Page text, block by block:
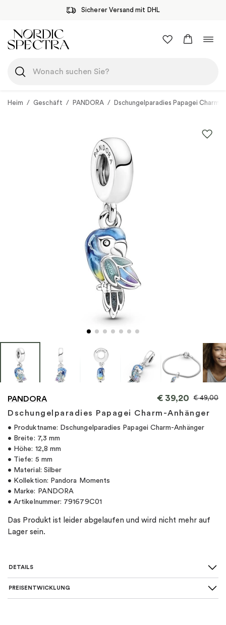
Sicherer Versand mit DHL
Inhalt
springen
Heim / Geschäft / PANDORA / Dschungelparadies Papagei Charm-
PANDORA
Dschungelparadies Papagei Charm-Anhänger
€39,20 €49,00
• Produktname: Dschungelparadies Papagei Charm-Anhänger
• Breite: 7,3 mm
• Höhe: 12,8 mm
• Tiefe: 5 mm
• Material: Silber
• Kollektion: Pandora Moments
• Marke: PANDORA
• Artikelnummer: 791679C01
Das Produkt ist leider abgelaufen und wird nicht mehr auf
Lager sein.
DETAILS
SKU
PREISENTWICKLUNG